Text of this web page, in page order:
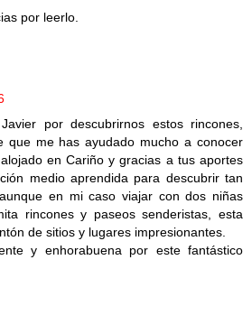
por leerlo.
por descubrirnos estos rincones,
que me has ayudado mucho a conocer
en Cariño y gracias a tus aportes
medio aprendida para descubrir tan
en mi caso viajar con dos niñas
rincones y paseos senderistas, esta
de sitios y lugares impresionantes.
y enhorabuena por este fantástico